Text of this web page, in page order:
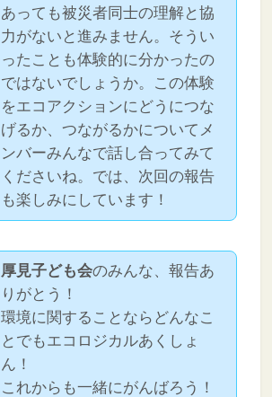
あっても被災者同士の理解と協
力がないと進みません。そうい
ったことも体験的に分かったの
ではないでしょうか。この体験
をエコアクションにどうにつな
げるか、つながるかについてメ
ンバーみんなで話し合ってみて
くださいね。では、次回の報告
も楽しみにしています！
厚見子ども会のみんな、報告あ
りがとう！
環境に関することならどんなこ
とでもエコロジカルあくしょ
ん！
これからも一緒にがんばろう！